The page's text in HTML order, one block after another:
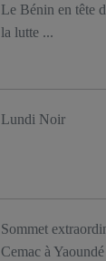
Le Bénin en tête
la lutte ...
Lundi Noir
Sommet
Cemac à Yaoundé